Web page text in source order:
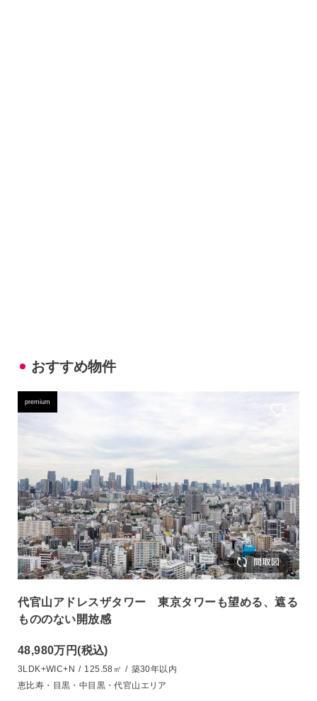
おすすめ物件
premium
代官山アドレスザタワー 東京タワーも望める、遮る
もののない開放感
48,980万円(税込)
3LDK+WIC+N / 125.58㎡ / 築30年以内
恵比寿・目黒・中目黒・代官山エリア